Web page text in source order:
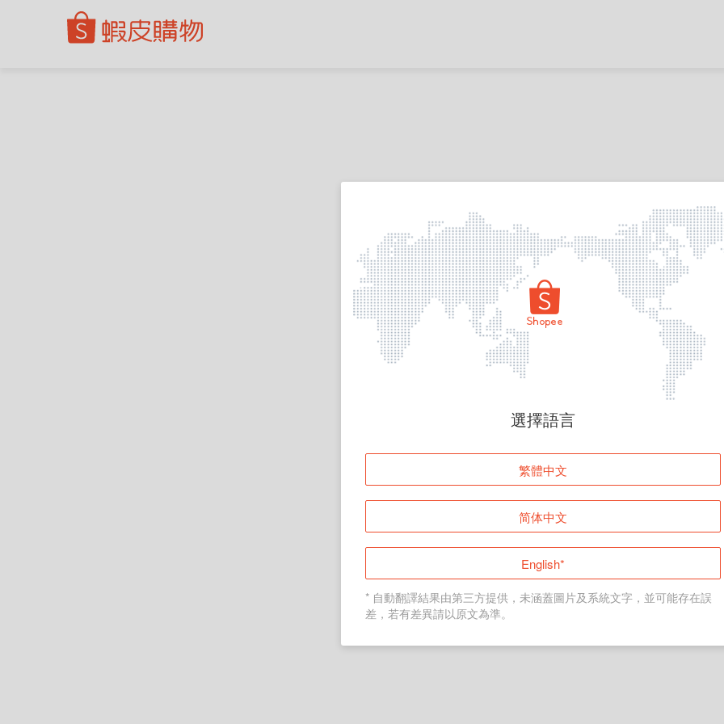
頁面無法顯示
登入
返回首頁
選擇語言
繁體中文
简体中文
English*
* 自動翻譯結果由第三方提供，未涵蓋圖片及系統文字，並可能存在誤
差，若有差異請以原文為準。